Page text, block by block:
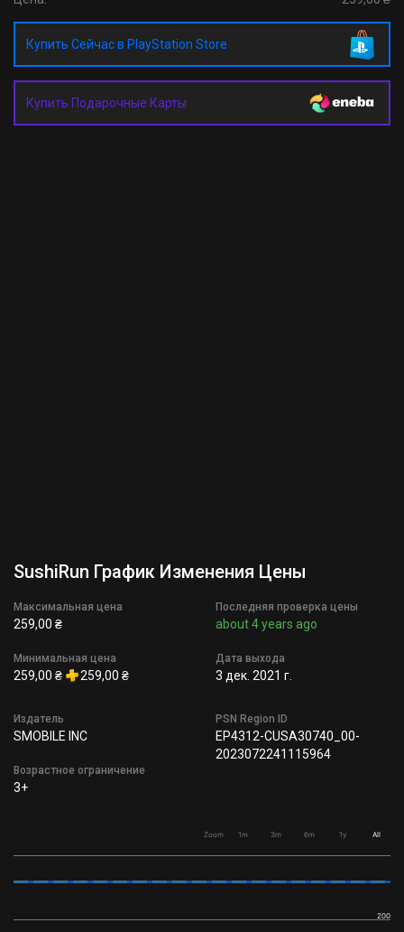
Купить Сейчас в PlayStation Store
Купить Подарочные Карты
SushiRun График Изменения Цены
Максимальная цена
259,00 ₴
Минимальная цена
259,00 ₴ 259,00 ₴
Последняя проверка цены
about 4 years ago
Дата выхода
3 дек. 2021 г.
Издатель
SMOBILE INC
Возрастное ограничение
3+
PSN Region ID
EP4312-CUSA30740_00-
2023072241115964
Zoom 1m 3m 6m 1y All
200